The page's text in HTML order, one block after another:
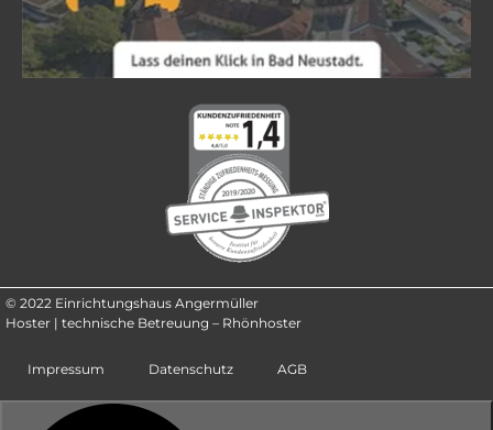
© 2022 Einrichtungshaus Angermüller
Hoster | technische Betreuung – Rhönhoster
Impressum Datenschutz AGB